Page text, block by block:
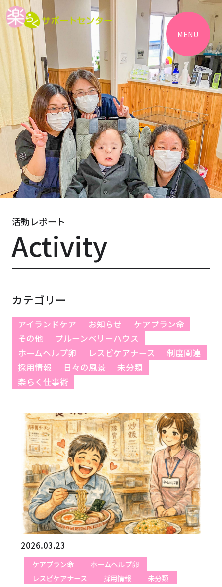
MENU
活動レポート
Activity
カテゴリー
アイランドケア お知らせ
ケアプラン命
その他
プルーンベリーハウス
ホームヘルプ卵
レスピケアナース
制度関連
採用情報
日々の風景
未分類
楽らく仕事術
2026.03.23
ケアプラン命
ホームヘルプ卵
レスピケアナース
採用情報 未分類